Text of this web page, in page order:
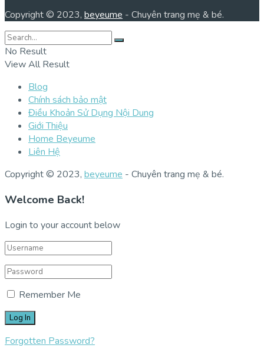
Copyright © 2023, beyeume - Chuyên trang mẹ & bé.
No Result
View All Result
Blog
Chính sách bảo mật
Điều Khoản Sử Dụng Nội Dung
Giới Thiệu
Home Beyeume
Liên Hệ
Copyright © 2023, beyeume - Chuyên trang mẹ & bé.
Welcome Back!
Login to your account below
Remember Me
Forgotten Password?